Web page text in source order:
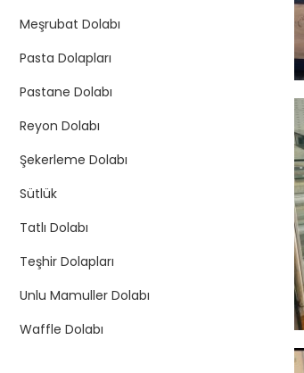
Meşrubat Dolabı
Pasta Dolapları
Pastane Dolabı
Reyon Dolabı
Şekerleme Dolabı
Sütlük
Tatlı Dolabı
Teşhir Dolapları
Unlu Mamuller Dolabı
Waffle Dolabı